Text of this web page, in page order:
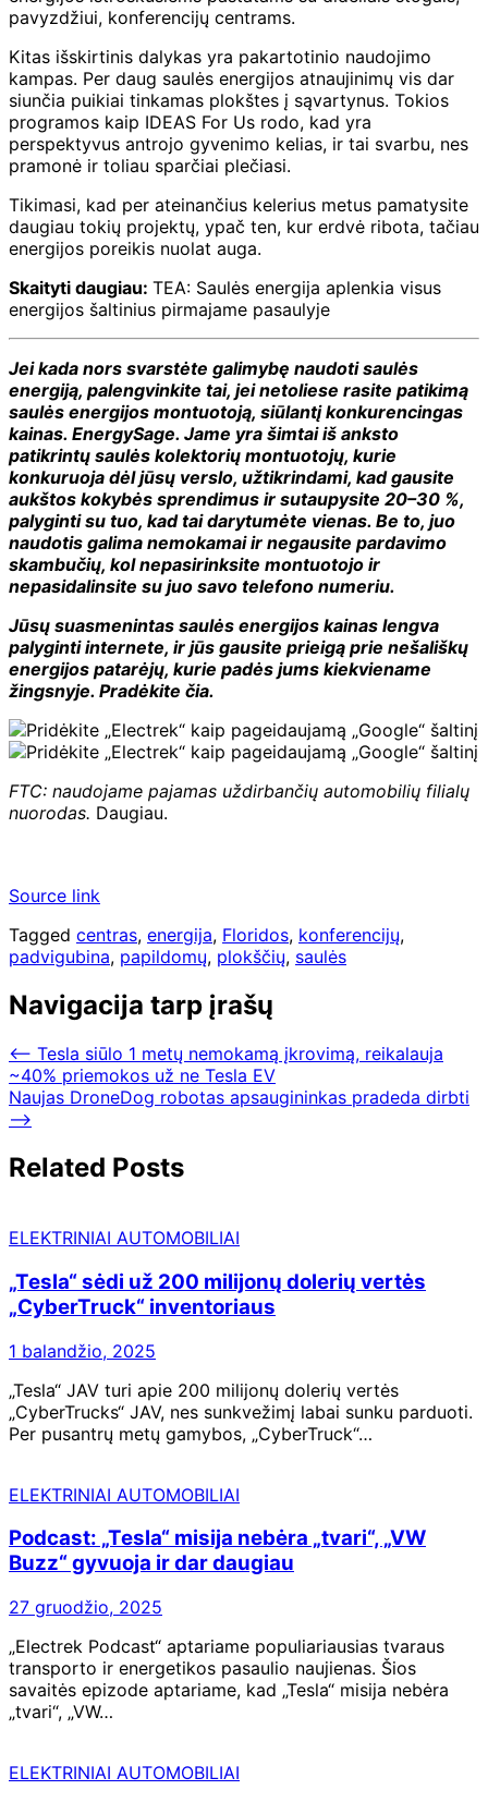
pavyzdžiui, konferencijų centrams.
Kitas išskirtinis dalykas yra pakartotinio naudojimo
kampas. Per daug saulės energijos atnaujinimų vis dar
siunčia puikiai tinkamas plokštes į sąvartynus. Tokios
programos kaip IDEAS For Us rodo, kad yra
perspektyvus antrojo gyvenimo kelias, ir tai svarbu, nes
pramonė ir toliau sparčiai plečiasi.
Tikimasi, kad per ateinančius kelerius metus pamatysite
daugiau tokių projektų, ypač ten, kur erdvė ribota, tačiau
energijos poreikis nuolat auga.
Skaityti daugiau: TEA: Saulės energija aplenkia visus
energijos šaltinius pirmajame pasaulyje
Jei kada nors svarstėte galimybę naudoti saulės
energiją, palengvinkite tai, jei netoliese rasite patikimą
saulės energijos montuotoją, siūlantį konkurencingas
kainas. EnergySage. Jame yra šimtai iš anksto
patikrintų saulės kolektorių montuotojų, kurie
konkuruoja dėl jūsų verslo, užtikrindami, kad gausite
aukštos kokybės sprendimus ir sutaupysite 20–30 %,
palyginti su tuo, kad tai darytumėte vienas. Be to, juo
naudotis galima nemokamai ir negausite pardavimo
skambučių, kol nepasirinksite montuotojo ir
nepasidalinsite su juo savo telefono numeriu.
Jūsų suasmenintas saulės energijos kainas lengva
palyginti internete, ir jūs gausite prieigą prie nešališkų
energijos patarėjų, kurie padės jums kiekviename
žingsnyje. Pradėkite čia.
FTC: naudojame pajamas uždirbančių automobilių filialų
nuorodas. Daugiau.
Source link
Tagged centras, energija, Floridos, konferencijų,
padvigubina, papildomų, plokščių, saulės
Navigacija tarp įrašų
⟵ Tesla siūlo 1 metų nemokamą įkrovimą, reikalauja
~40% priemokos už ne Tesla EV
Naujas DroneDog robotas apsaugininkas pradeda dirbti
⟶
Related Posts
ELEKTRINIAI AUTOMOBILIAI
„Tesla“ sėdi už 200 milijonų dolerių vertės
„CyberTruck“ inventoriaus
1 balandžio, 2025
„Tesla“ JAV turi apie 200 milijonų dolerių vertės
„CyberTrucks“ JAV, nes sunkvežimį labai sunku parduoti.
Per pusantrų metų gamybos, „CyberTruck“…
ELEKTRINIAI AUTOMOBILIAI
Podcast: „Tesla“ misija nebėra „tvari“, „VW
Buzz“ gyvuoja ir dar daugiau
27 gruodžio, 2025
„Electrek Podcast“ aptariame populiariausias tvaraus
transporto ir energetikos pasaulio naujienas. Šios
savaitės epizode aptariame, kad „Tesla“ misija nebėra
„tvari“, „VW…
ELEKTRINIAI AUTOMOBILIAI